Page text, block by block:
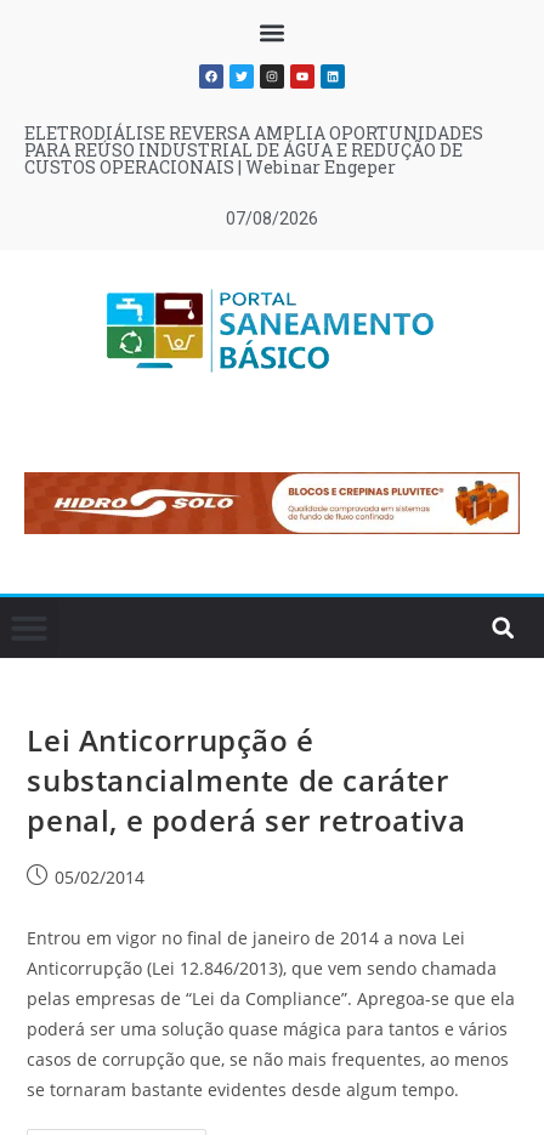
07/08/2026
ELETRODIÁLISE REVERSA AMPLIA OPORTUNIDADES
PARA REÚSO INDUSTRIAL DE ÁGUA E REDUÇÃO DE
CUSTOS OPERACIONAIS | Webinar Engeper
Lei Anticorrupção é
substancialmente de caráter
penal, e poderá ser retroativa
05/02/2014
Entrou em vigor no final de janeiro de 2014 a nova Lei
Anticorrupção (Lei 12.846/2013), que vem sendo chamada
pelas empresas de “Lei da Compliance”. Apregoa-se que ela
poderá ser uma solução quase mágica para tantos e vários
casos de corrupção que, se não mais frequentes, ao menos
se tornaram bastante evidentes desde algum tempo.